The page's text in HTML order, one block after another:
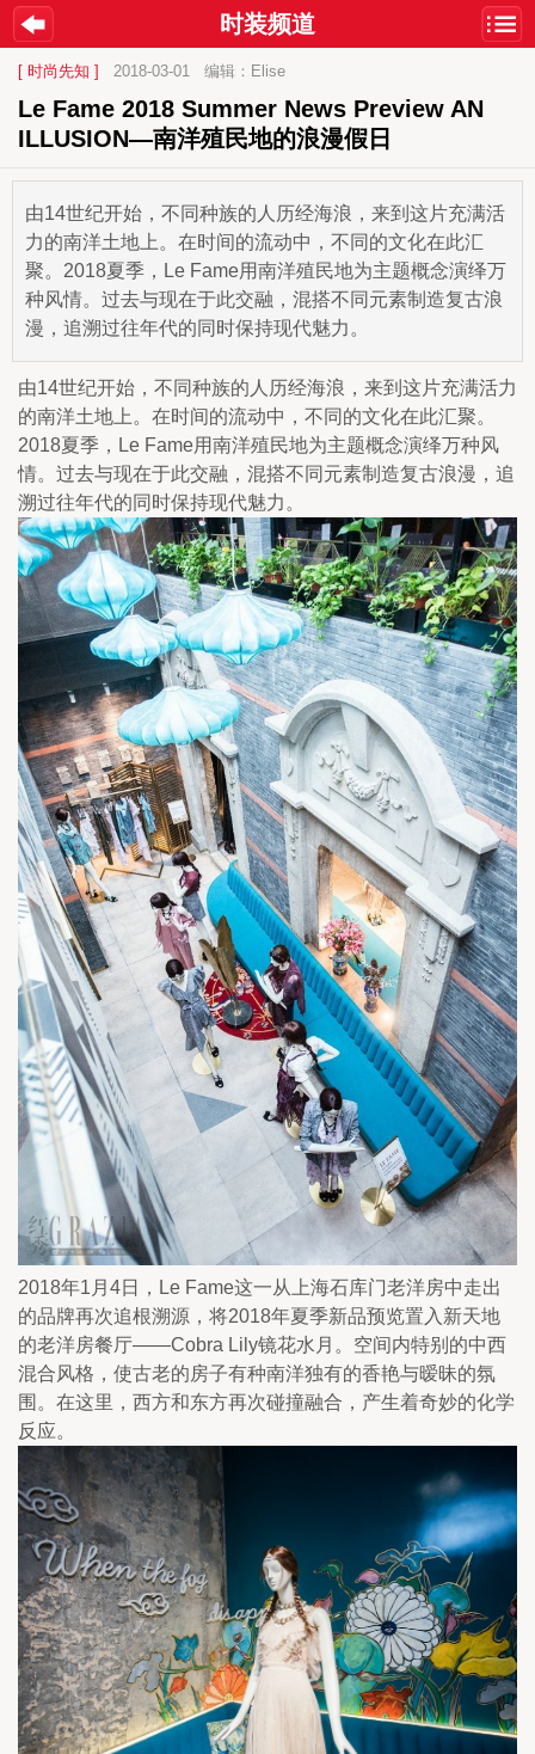
时装频道
[ 时尚先知 ] 2018-03-01 编辑：Elise
Le Fame 2018 Summer News Preview AN
ILLUSION—南洋殖民地的浪漫假日
由14世纪开始，不同种族的人历经海浪，来到这片充满活
力的南洋土地上。在时间的流动中，不同的文化在此汇
聚。2018夏季，Le Fame用南洋殖民地为主题概念演绎万
种风情。过去与现在于此交融，混搭不同元素制造复古浪
漫，追溯过往年代的同时保持现代魅力。
由14世纪开始，不同种族的人历经海浪，来到这片充满活力
的南洋土地上。在时间的流动中，不同的文化在此汇聚。
2018夏季，Le Fame用南洋殖民地为主题概念演绎万种风
情。过去与现在于此交融，混搭不同元素制造复古浪漫，追
溯过往年代的同时保持现代魅力。
2018年1月4日，Le Fame这一从上海石库门老洋房中走出
的品牌再次追根溯源，将2018年夏季新品预览置入新天地
的老洋房餐厅——Cobra Lily镜花水月。空间内特别的中西
混合风格，使古老的房子有种南洋独有的香艳与暧昧的氛
围。在这里，西方和东方再次碰撞融合，产生着奇妙的化学
反应。